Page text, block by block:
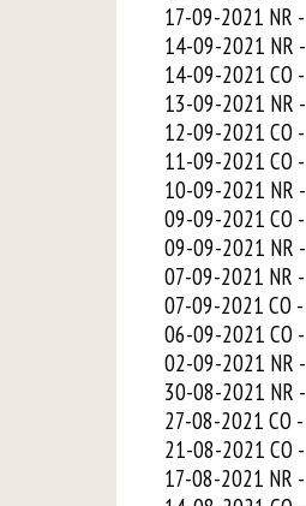
17-09-2021 NR -
14-09-2021 NR -
14-09-2021 CO -
13-09-2021 NR -
12-09-2021 CO -
11-09-2021 CO -
10-09-2021 NR -
09-09-2021 CO -
09-09-2021 NR -
07-09-2021 NR -
07-09-2021 CO -
06-09-2021 CO -
02-09-2021 NR -
30-08-2021 NR -
27-08-2021 CO -
21-08-2021 CO -
17-08-2021 NR -